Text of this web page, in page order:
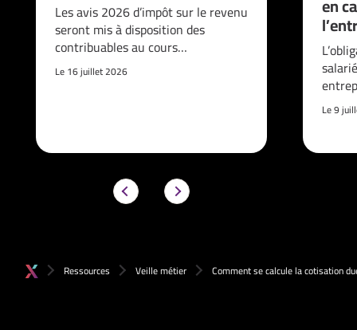
Les avis 2026 d’impôt sur le revenu
seront mis à disposition des
contribuables au cours…
Le 16 juillet 2026
Le 9
Ressources Veille métier Comment se calcule la cotisation